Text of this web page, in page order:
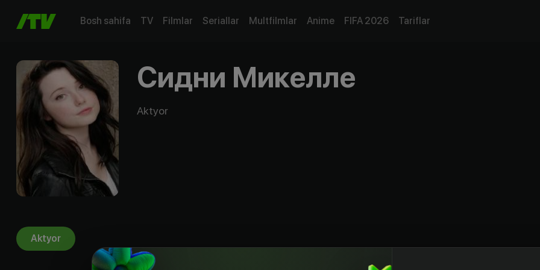
Bosh sahifa TV Filmlar Seriallar Multfilmlar Anime FIFA 2026 Tariflar
Сидни Микелле
Aktyor
Aktyor